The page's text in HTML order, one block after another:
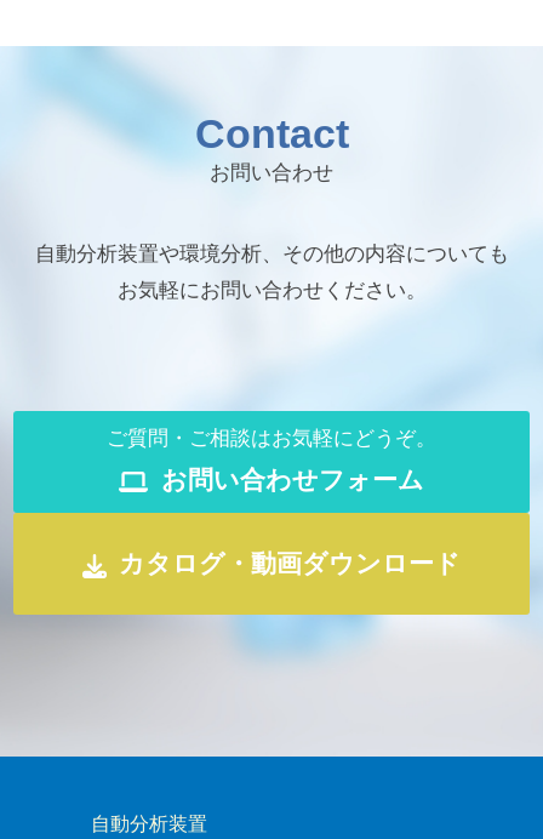
Contact
お問い合わせ
自動分析装置や環境分析、その他の内容についても
お気軽にお問い合わせください。
ご質問・ご相談はお気軽にどうぞ。
お問い合わせフォーム
カタログ・動画ダウンロード
自動分析装置